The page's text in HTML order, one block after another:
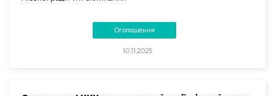
Оголошення
10.11.2025